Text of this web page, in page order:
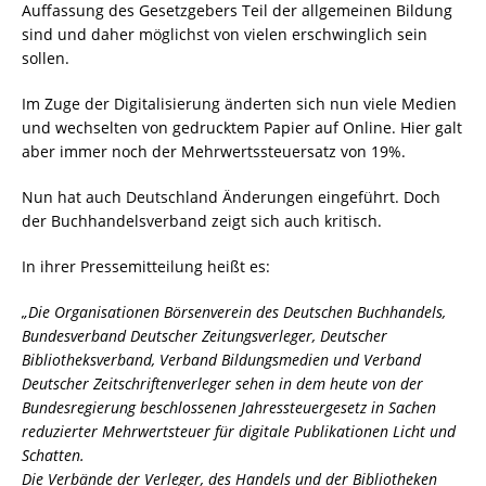
Auffassung des Gesetzgebers Teil der allgemeinen Bildung
sind und daher möglichst von vielen erschwinglich sein
sollen.
Im Zuge der Digitalisierung änderten sich nun viele Medien
und wechselten von gedrucktem Papier auf Online. Hier galt
aber immer noch der Mehrwertssteuersatz von 19%.
Nun hat auch Deutschland Änderungen eingeführt. Doch
der Buchhandelsverband zeigt sich auch kritisch.
In ihrer Pressemitteilung heißt es:
„Die Organisationen Börsenverein des Deutschen Buchhandels,
Bundesverband Deutscher Zeitungsverleger, Deutscher
Bibliotheksverband, Verband Bildungsmedien und Verband
Deutscher Zeitschriftenverleger sehen in dem heute von der
Bundesregierung beschlossenen Jahressteuergesetz in Sachen
reduzierter Mehrwertsteuer für digitale Publikationen Licht und
Schatten.
Die Verbände der Verleger, des Handels und der Bibliotheken